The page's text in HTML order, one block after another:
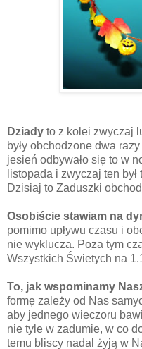
Dziady to z kolei zwyczaj
były obchodzone dwa
jesień odbywało się to w
listopada i zwyczaj ten
Dzisiaj to Zaduszki
Osobiście stawiam na
pomimo upływu czasu i
nie wyklucza. Poza tym
Wszystkich Świetych na
To, jak wspominamy
formę zależy od Nas
aby jednego wieczoru
nie tyle w zadumie, w co
temu bliscy nadal żyją w